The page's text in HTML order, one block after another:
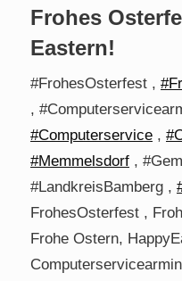
Frohes
Eastern!
#FrohesOsterfest ,
,
#Computerservice ,
#Memmelsdorf ,
#LandkreisBamberg ,
FrohesOsterfest ,
Frohe Ostern,